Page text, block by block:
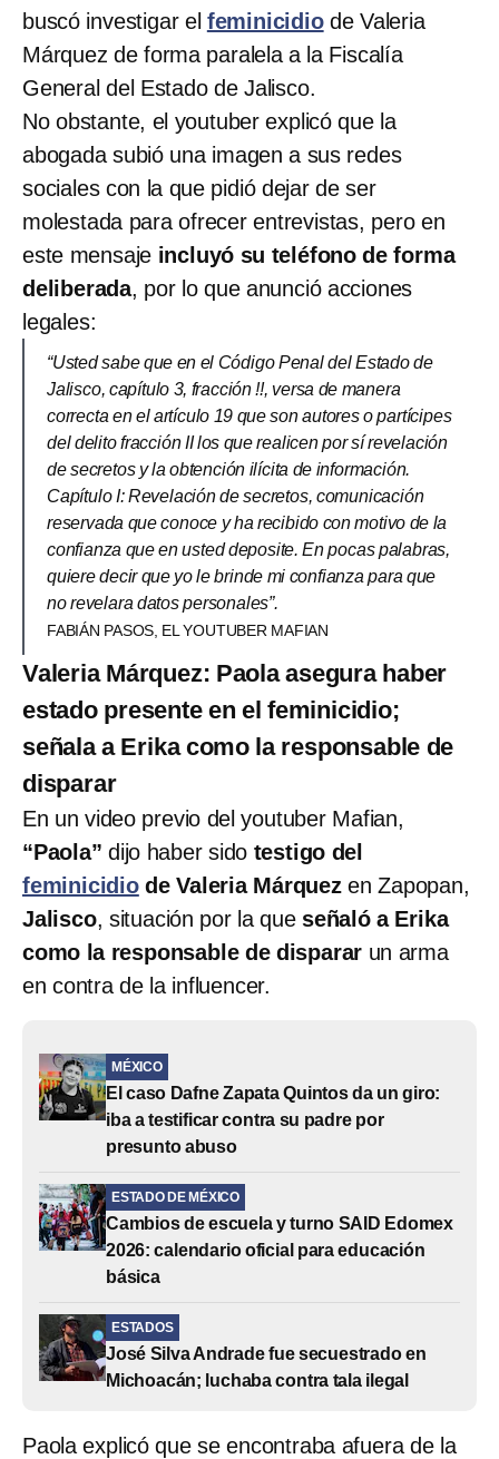
buscó investigar el feminicidiode Valeria
Márquez de forma paralela a la Fiscalía
General del Estado de Jalisco.
No obstante, el youtuber explicó que la
abogada subió una imagen a sus redes
sociales con la que pidió dejar de ser
molestada para ofrecer entrevistas, pero en
este mensaje incluyó su teléfono de forma
deliberada, por lo que anunció acciones
legales:
“Usted sabe que en el Código Penal del Estado de
Jalisco, capítulo 3, fracción !!, versa de manera
correcta en el artículo 19 que son autores o partícipes
del delito fracción II los que realicen por sí revelación
de secretos y la obtención ilícita de información.
Capítulo I: Revelación de secretos, comunicación
reservada que conoce y ha recibido con motivo de la
confianza que en usted deposite. En pocas palabras,
quiere decir que yo le brinde mi confianza para que
no revelara datos personales”.
FABIÁN PASOS, EL YOUTUBER MAFIAN
Valeria Márquez: Paola asegura haber
estado presente en el feminicidio;
señala a Erika como la responsable de
disparar
En un video previo del youtuber Mafian,
“Paola” dijo haber sido testigo del
feminicidiode Valeria Márquezen Zapopan,
Jalisco, situación por la que señaló a Erika
como la responsable de disparar un arma
en contra de la influencer.
MÉXICO
El caso Dafne Zapata Quintos da un giro:
iba a testificar contra su padre por
presunto abuso
ESTADO DE MÉXICO
Cambios de escuela y turno SAID Edomex
2026: calendario oficial para educación
básica
ESTADOS
José Silva Andrade fue secuestrado en
Michoacán; luchaba contra tala ilegal
Paola explicó que se encontraba afuera de la